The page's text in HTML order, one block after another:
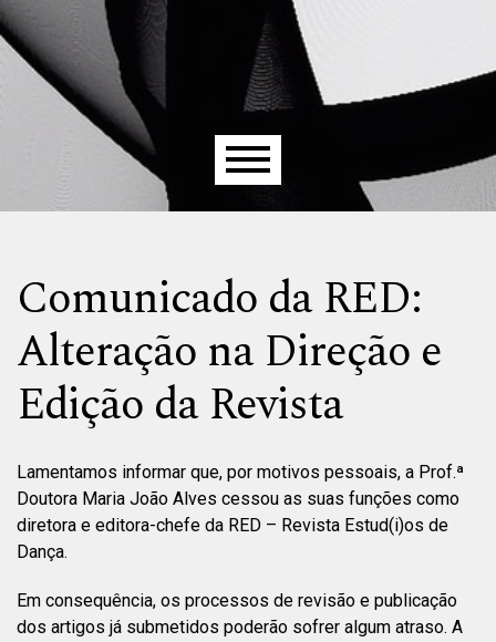
Menu principal
Comunicado da RED:
Alteração na Direção e
Edição da Revista
Lamentamos informar que, por motivos pessoais, a Prof.ª
Doutora Maria João Alves cessou as suas funções como
diretora e editora-chefe da RED – Revista Estud(i)os de
Dança.
Em consequência, os processos de revisão e publicação
dos artigos já submetidos poderão sofrer algum atraso. A